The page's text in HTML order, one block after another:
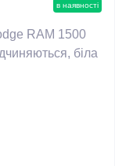
в наявності